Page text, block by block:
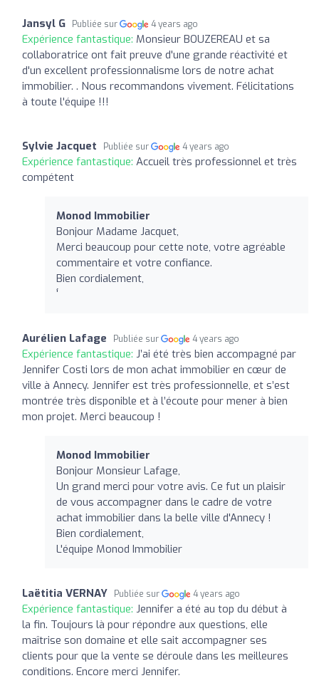
Jansyl G Publiée sur 4 years ago
Expérience fantastique: Monsieur BOUZEREAU et sa
collaboratrice ont fait preuve d'une grande réactivité et
d'un excellent professionnalisme lors de notre achat
immobilier. . Nous recommandons vivement. Félicitations
à toute l'équipe !!!
Sylvie Jacquet Publiée sur 4 years ago
Expérience fantastique: Accueil très professionnel et très
compétent
Monod Immobilier
Bonjour Madame Jacquet,
Merci beaucoup pour cette note, votre agréable
commentaire et votre confiance.
Bien cordialement,
'́
Aurélien Lafage Publiée sur 4 years ago
Expérience fantastique: J’ai été très bien accompagné par
Jennifer Costi lors de mon achat immobilier en cœur de
ville à Annecy. Jennifer est très professionnelle, et s’est
montrée très disponible et à l’écoute pour mener à bien
mon projet. Merci beaucoup !
Monod Immobilier
Bonjour Monsieur Lafage,
Un grand merci pour votre avis. Ce fut un plaisir
de vous accompagner dans le cadre de votre
achat immobilier dans la belle ville d'Annecy !
Bien cordialement,
L'équipe Monod Immobilier
Laëtitia VERNAY Publiée sur 4 years ago
Expérience fantastique: Jennifer a été au top du début à
la fin. Toujours là pour répondre aux questions, elle
maîtrise son domaine et elle sait accompagner ses
clients pour que la vente se déroule dans les meilleures
conditions. Encore merci Jennifer.